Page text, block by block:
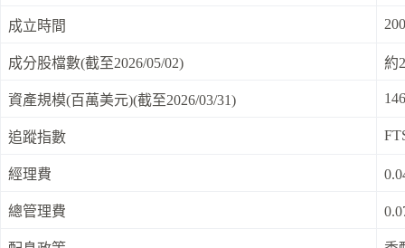
成立時間
成分股檔數(截至2026/05/02) 約
資產規模(百萬美元)(截至2026/03/31)
追蹤指數
經理費
總管理費